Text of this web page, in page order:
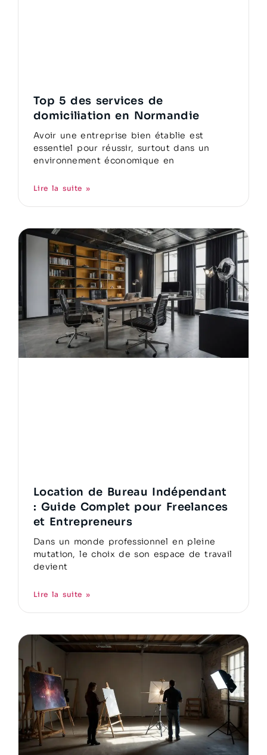
Top 5 des services de
domiciliation en Normandie
Avoir une entreprise bien établie est
essentiel pour réussir, surtout dans un
environnement économique en
Lire la suite »
Location de Bureau Indépendant
: Guide Complet pour Freelances
et Entrepreneurs
Dans un monde professionnel en pleine
mutation, le choix de son espace de travail
devient
Lire la suite »